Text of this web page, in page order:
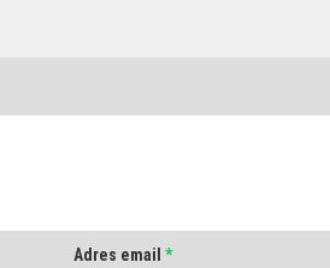
Adres email*